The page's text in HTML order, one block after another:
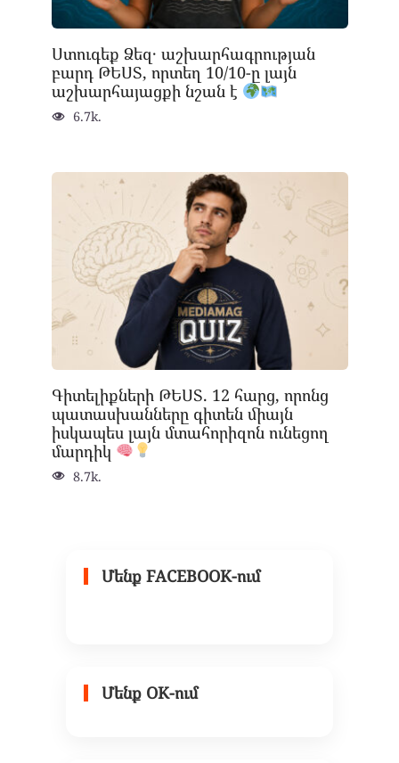
Ստուգեք Ձեզ․ աշխարհագրության
բարդ ԹԵՍՏ, որտեղ 10/10-ը լայն
աշխարհայացքի նշան է
6.7k.
Գիտելիքների ԹԵՍՏ. 12 հարց, որոնց
պատասխանները գիտեն միայն
իսկապես լայն մտահորիզոն ունեցող
մարդիկ
8.7k.
Մենք FACEBOOK-ում
Մենք OK-ում